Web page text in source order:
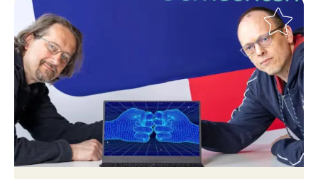
Toevoegen aan favorieten